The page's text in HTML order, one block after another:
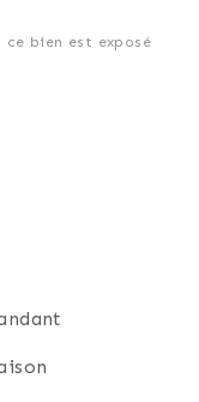
ce bien est exposé